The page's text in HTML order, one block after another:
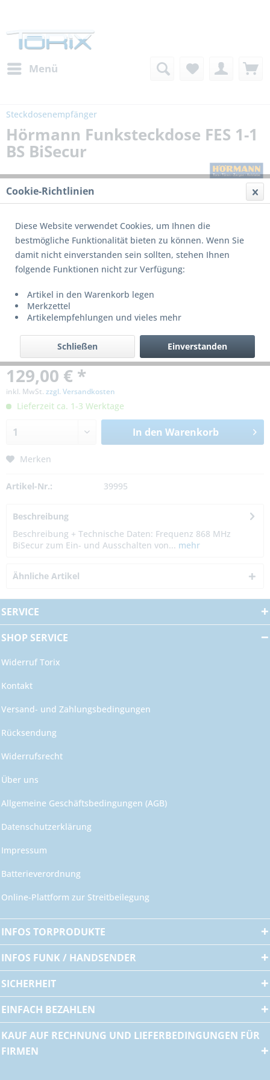
Menü
Steckdosenempfänger
Hörmann Funksteckdose FES 1-1
BS BiSecur
129,00 € *
inkl. MwSt. zzgl. Versandkosten
Lieferzeit ca. 1-3 Werktage
In den Warenkorb
Merken
Artikel-Nr.: 39995
Beschreibung
Beschreibung + Technische Daten: Frequenz 868 MHz
BiSecur zum Ein- und Ausschalten von... mehr
Ähnliche Artikel
SERVICE
SHOP SERVICE
Widerruf Torix
Kontakt
Versand- und Zahlungsbedingungen
Rücksendung
Widerrufsrecht
Über uns
Allgemeine Geschäftsbedingungen (AGB)
Datenschutzerklärung
Impressum
Batterieverordnung
Online-Plattform zur Streitbeilegung
INFOS TORPRODUKTE
INFOS FUNK / HANDSENDER
SICHERHEIT
EINFACH BEZAHLEN
KAUF AUF RECHNUNG UND LIEFERBEDINGUNGEN FÜR
FIRMEN
Cookie-Richtlinien
Diese Website verwendet Cookies, um Ihnen die
bestmögliche Funktionalität bieten zu können. Wenn Sie
damit nicht einverstanden sein sollten, stehen Ihnen
folgende Funktionen nicht zur Verfügung:
Artikel in den Warenkorb legen
Merkzettel
Artikelempfehlungen und vieles mehr
Einverstanden
Schließen